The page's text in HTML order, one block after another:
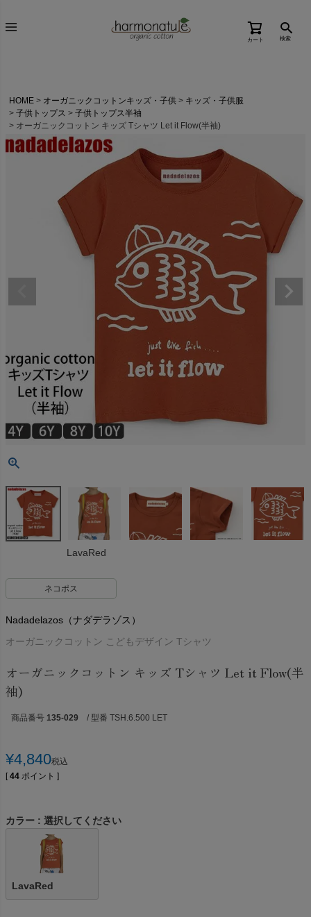
カート 検索
HOME オーガニックコットンキッズ・子供
キッズ・子供服
子供トップス
子供トップス半袖
オーガニックコットン キッズ Tシャツ Let it Flow(半袖)
LavaRed
ネコポス
Nadadelazos（ナダデラゾス）
オーガニックコットン こどもデザイン Tシャツ
オーガニックコットン キッズ Tシャツ Let it Flow(半
袖)
商品番号 135-029 / 型番 TSH.6.500 LET
¥4,840税込
[ 44 ポイント ]
カラー 選択してください
LavaRed